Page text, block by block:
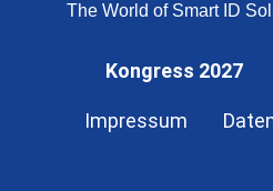
The World of Smart ID
Kongress 2027
Impressum